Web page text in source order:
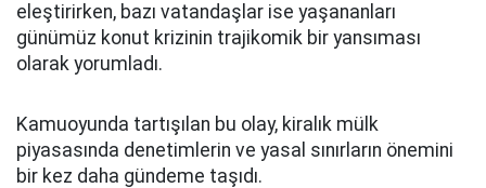
eleştirirken, bazı vatandaşlar ise yaşananları
günümüz konut krizinin trajikomik bir yansıması
olarak yorumladı.
Kamuoyunda tartışılan bu olay, kiralık mülk
piyasasında denetimlerin ve yasal sınırların önemini
bir kez daha gündeme taşıdı.